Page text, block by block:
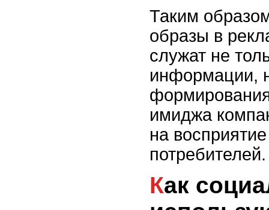
Таким
образы в
служат не
информации,
имиджа
на
потребителей.
Как социальные сети